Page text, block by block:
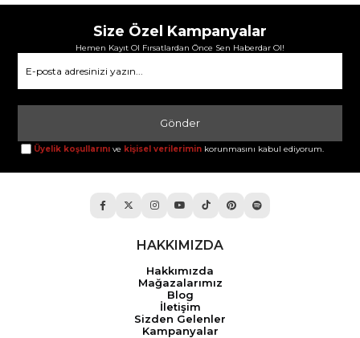
Size Özel Kampanyalar
Hemen Kayıt Ol Fırsatlardan Önce Sen Haberdar Ol!
Gönder
Üyelik koşullarını ve kişisel verilerimin korunmasını kabul ediyorum.
HAKKIMIZDA
Hakkımızda
Mağazalarımız
Blog
İletişim
Sizden Gelenler
Kampanyalar